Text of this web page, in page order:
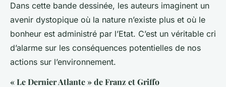
Dans cette bande dessinée, les auteurs imaginent un
avenir dystopique où la nature n’existe plus et où le
bonheur est administré par l’Etat. C’est un véritable cri
d’alarme sur les conséquences potentielles de nos
actions sur l’environnement.
« Le Dernier Atlante » de Franz et Griffo